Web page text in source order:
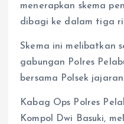
menerapkan skema
dibagi ke dalam tiga
Skema ini melibatkan
gabungan Polres
bersama Polsek
Kabag Ops Polres
Kompol Dwi Basuki,